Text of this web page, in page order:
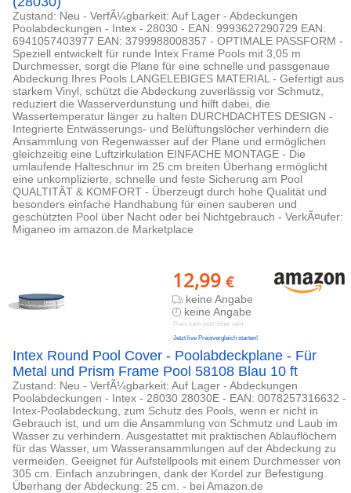
Zustand: Neu - VerfÃ¼gbarkeit: Auf Lager - Abdeckungen
Poolabdeckungen - Intex - 28030 - EAN: 9993627290729 EAN:
6941057403977 EAN: 3799988008357 - OPTIMALE PASSFORM -
Speziell entwickelt für runde Intex Frame Pools mit 3,05 m
Durchmesser, sorgt die Plane für eine schnelle und passgenaue
Abdeckung Ihres Pools LANGELEBIGES MATERIAL - Gefertigt aus
starkem Vinyl, schützt die Abdeckung zuverlässig vor Schmutz,
reduziert die Wasserverdunstung und hilft dabei, die
Wassertemperatur länger zu halten DURCHDACHTES DESIGN -
Integrierte Entwässerungs- und Belüftungslöcher verhindern die
Ansammlung von Regenwasser auf der Plane und ermöglichen
gleichzeitig eine Luftzirkulation EINFACHE MONTAGE - Die
umlaufende Halteschnur im 25 cm breiten Überhang ermöglicht
eine unkomplizierte, schnelle und feste Sicherung am Pool
QUALTITÄT & KOMFORT - Überzeugt durch hohe Qualität und
besonders einfache Handhabung für einen sauberen und
geschützten Pool über Nacht oder bei Nichtgebrauch - VerkÃ¤ufer:
Miganeo im amazon.de Marketplace
12,99 €
keine Angabe
keine Angabe
Preis kann jetzt höher sein
Jetzt live Preisvergleich starten!
Intex Round Pool Cover - Poolabdeckplane - Für
Metal und Prism Frame Pool 58108 Blau 10 ft
Zustand: Neu - VerfÃ¼gbarkeit: Auf Lager - Abdeckungen
Poolabdeckungen - Intex - 28030 28030E - EAN: 0078257316632 -
Intex-Poolabdeckung, zum Schutz des Pools, wenn er nicht in
Gebrauch ist, und um die Ansammlung von Schmutz und Laub im
Wasser zu verhindern. Ausgestattet mit praktischen Ablauflöchern
für das Wasser, um Wasseransammlungen auf der Abdeckung zu
vermeiden. Geeignet für Aufstellpools mit einem Durchmesser von
305 cm. Einfach anzubringen, dank der Kordel zur Befestigung.
Überhang der Abdeckung: 25 cm. - bei Amazon.de